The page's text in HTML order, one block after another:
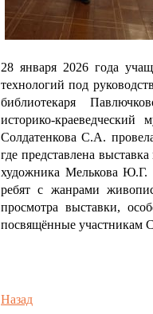
28 января 2026 года
технологий под
библиотекаря
историко-
Солдатенкова С.А.
где представлена
художника Мелькова Ю.Г.
ребят с жанрами
просмотра выставки,
посвящённые участникам
Назад